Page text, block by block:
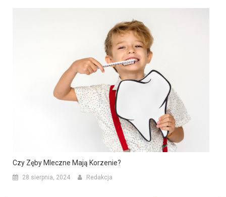
Czy Zęby Mleczne Mają Korzenie?
28 sierpnia, 2024 Redakcja